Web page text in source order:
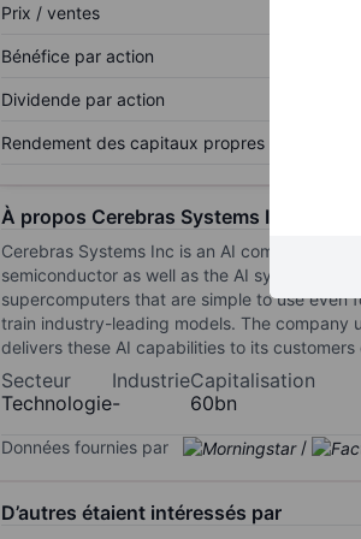
Prix / ventes
Bénéfice par action
Dividende par action
Rendement des capitaux propres
À propos Cerebras Systems Inc
Cerebras Systems Inc is an AI company. It
semiconductor as well as the AI systems to
supercomputers that are simple to use even
train industry-leading models. The company
delivers these AI capabilities to its
Secteur
Technologie
Industrie
-
Capitalisation
60bn
Données fournies par /
D’autres étaient intéressés par